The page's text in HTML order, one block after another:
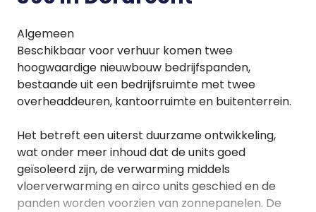
Algemeen
Beschikbaar voor verhuur komen twee
hoogwaardige nieuwbouw bedrijfspanden,
bestaande uit een bedrijfsruimte met twee
overheaddeuren, kantoorruimte en buitenterrein.
Het betreft een uiterst duurzame ontwikkeling,
wat onder meer inhoud dat de units goed
geïsoleerd zijn, de verwarming middels
vloerverwarming en airco units geschied en de
panden worden voorzien van zonnepanelen. De